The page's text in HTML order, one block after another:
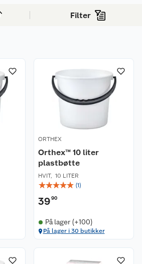
Filter
ORTHEX
Orthex™ 10 liter
plastbøtte
HVIT, 10 LITER
☆☆☆☆☆ (1)
3990
På lager (+100)
På lager i 30 butikker